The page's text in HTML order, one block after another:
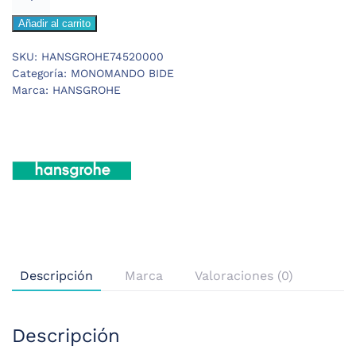
LOOP
BIDE
cantidad
Añadir al carrito
SKU: HANSGROHE74520000
Categoría: MONOMANDO BIDE
Marca: HANSGROHE
Descripción Marca Valoraciones (0)
Descripción